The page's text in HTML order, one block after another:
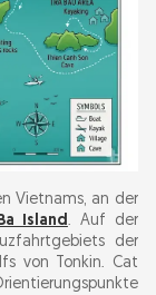
Cat-Ba-
auf Cat Ba
Vietnams, an der
Island. Auf der
der
von Tonkin. Cat